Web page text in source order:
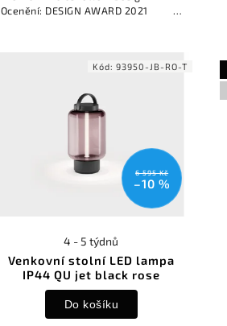
Ocenění: DESIGN AWARD 2021
6 595 Kč
–10 %
Venkovní stolní LED lampa
IP44 QU jet black rose
4 - 5 týdnů
Do košíku
Kód:93950-JB-RO-T